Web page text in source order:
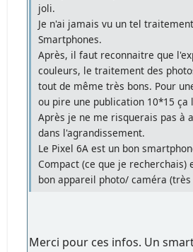
joli.
Je n'ai jamais vu un tel
Smartphones.
Après, il faut reconnaitre que
couleurs, le traitement des
tout de même très bons. Pour
ou pire une publication 10*15
Après je ne me risquerais pas à
dans l'agrandissement.
Le Pixel 6A est un bon
Compact (ce que je recherchais)
bon appareil photo/ caméra (très
Merci pour ces infos. Un